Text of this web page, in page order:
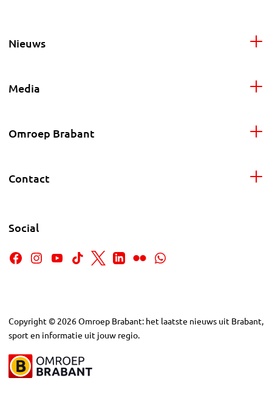
Nieuws
Media
Omroep Brabant
Contact
Social
Copyright © 2026Omroep Brabant: het laatste nieuws uit Brabant,
sport en informatie uit jouw regio.